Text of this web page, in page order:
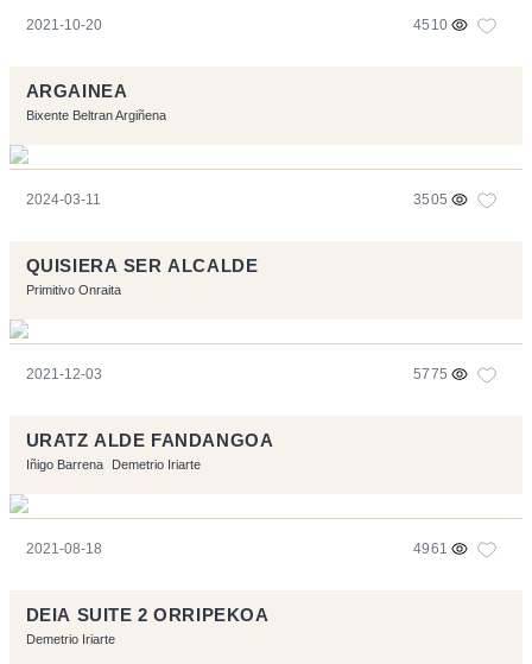
2021-10-20 4510
ARGAINEA
Bixente Beltran Argiñena
2024-03-11 3505
QUISIERA SER ALCALDE
Primitivo Onraita
2021-12-03 5775
URATZ ALDE FANDANGOA
Iñigo Barrena Demetrio Iriarte
2021-08-18 4961
DEIA SUITE 2 ORRIPEKOA
Demetrio Iriarte